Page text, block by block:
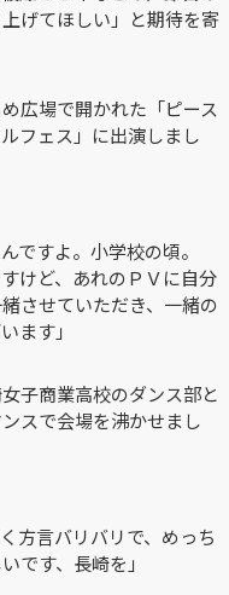
げてほしい」と期待を寄
広場で開かれた「ピース
フェス」に出演しまし
ですよ。小学校の頃。
けど、あれのＰＶに自分
させていただき、一緒の
ます」
子商業高校のダンス部と
スで会場を沸かせまし
方言バリバリで、めっち
です、長崎を」